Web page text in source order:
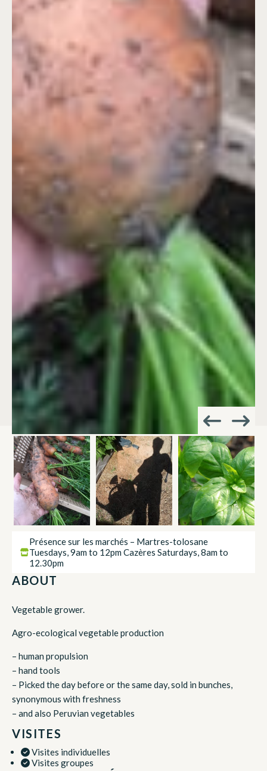
Présence sur les marchés – Martres-tolosane
Tuesdays, 9am to 12pm Cazères Saturdays, 8am to
12.30pm
ABOUT
Vegetable grower.
Agro-ecological vegetable production
– human propulsion
– hand tools
– Picked the day before or the same day, sold in bunches,
synonymous with freshness
– and also Peruvian vegetables
VISITES
Visites individuelles
Visites groupes